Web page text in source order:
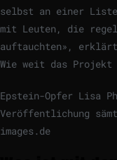
selbst an einer
mit Leuten, die
auftauchten»,
Wie weit das
Epstein-Opfer Lisa
Veröffentlichung
images.de